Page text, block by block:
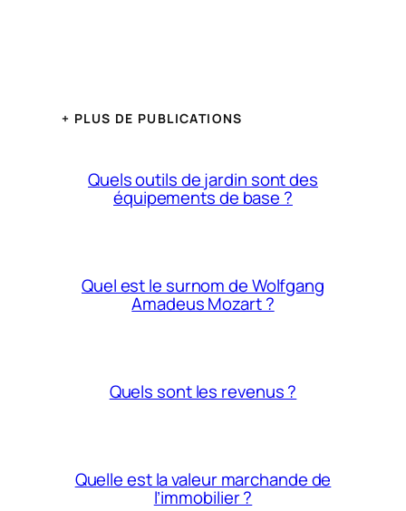
+ PLUS DE PUBLICATIONS
Quels outils de jardin sont des
équipements de base ?
Quel est le surnom de Wolfgang
Amadeus Mozart ?
Quels sont les revenus ?
Quelle est la valeur marchande de
l’immobilier ?